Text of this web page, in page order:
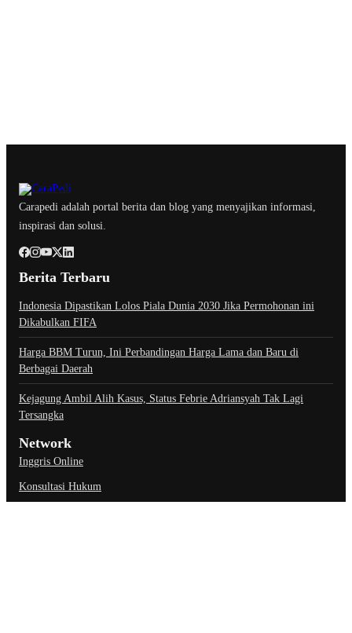
Carapedi adalah portal berita dan blog yang menyajikan informasi,
inspirasi dan solusi.
Berita Terbaru
Indonesia Dipastikan Lolos Piala Dunia 2030 Jika Permohonan ini
Dikabulkan FIFA
Harga BBM Turun, Ini Perbandingan Harga Lama dan Baru di
Berbagai Daerah
Kejagung Ambil Alih Kasus, Status Febrie Adriansyah Tak Lagi
Tersangka
Network
Inggris Online
Konsultasi Hukum